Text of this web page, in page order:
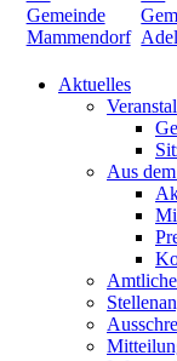
Aktuelles
Aus